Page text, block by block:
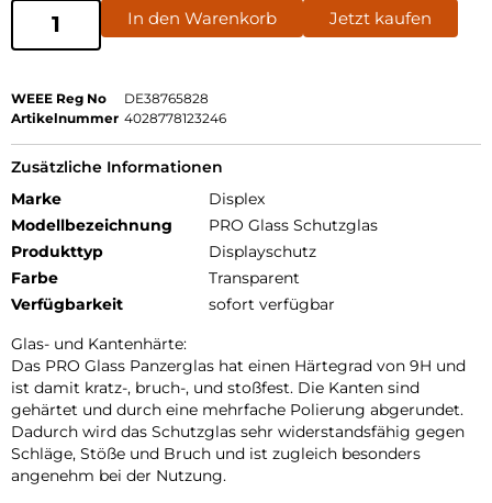
In den Warenkorb Jetzt kaufen
WEEE Reg No
DE38765828
Artikelnummer 4028778123246
Zusätzliche Informationen
Marke
Displex
Modellbezeichnung
PRO Glass Schutzglas
Produkttyp
Displayschutz
Farbe
Transparent
Verfügbarkeit
sofort verfügbar
Glas- und Kantenhärte:
Das PRO Glass Panzerglas hat einen Härtegrad von 9H und
ist damit kratz-, bruch-, und stoßfest. Die Kanten sind
gehärtet und durch eine mehrfache Polierung abgerundet.
Dadurch wird das Schutzglas sehr widerstandsfähig gegen
Schläge, Stöße und Bruch und ist zugleich besonders
angenehm bei der Nutzung.